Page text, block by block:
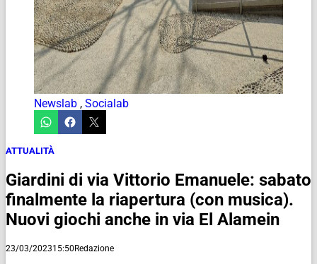
Newslab , Socialab
ATTUALITÀ
Giardini di via Vittorio Emanuele: sabato
finalmente la riapertura (con musica).
Nuovi giochi anche in via El Alamein
23/03/202315:50Redazione